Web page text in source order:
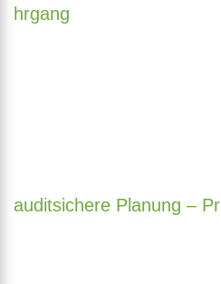
hrgang
auditsichere Planung –